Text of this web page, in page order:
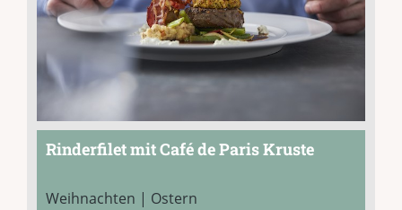
Rinderfilet mit Café de Paris Kruste
Weihnachten | Ostern